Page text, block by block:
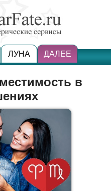
ЛУНА ДАЛЕЕ
в